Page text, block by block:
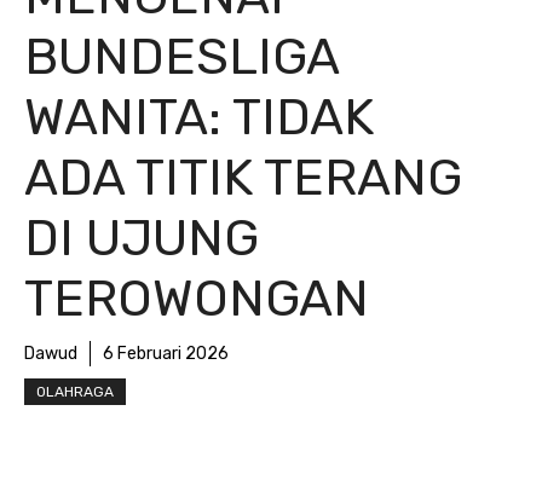
BUNDESLIGA
WANITA: TIDAK
ADA TITIK TERANG
DI UJUNG
TEROWONGAN
Dawud 6 Februari 2026
OLAHRAGA